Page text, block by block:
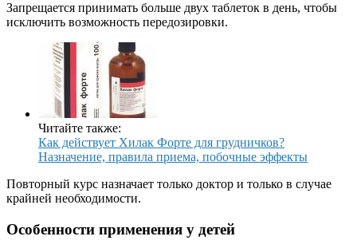
Запрещается принимать больше двух таблеток в день, чтобы
исключить возможность передозировки.
Читайте также:
Как действует Хилак Форте для грудничков?
Назначение, правила приема, побочные эффекты
Повторный курс назначает только доктор и только в случае
крайней необходимости.
Особенности применения у детей